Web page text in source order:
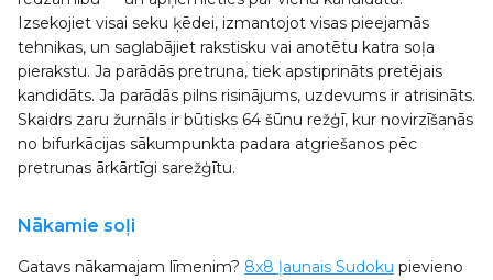
Izsekojiet visai seku ķēdei, izmantojot visas pieejamās
tehnikas, un saglabājiet rakstisku vai anotētu katra soļa
pierakstu. Ja parādās pretruna, tiek apstiprināts pretējais
kandidāts. Ja parādās pilns risinājums, uzdevums ir atrisināts.
Skaidrs zaru žurnāls ir būtisks 64 šūnu režģī, kur novirzīšanās
no bifurkācijas sākumpunkta padara atgriešanos pēc
pretrunas ārkārtīgi sarežģītu.
Nākamie soļi
Gatavs nākamajam līmenim? 8x8 ļaunais Sudoku pievieno